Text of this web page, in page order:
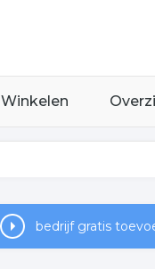
Winkelen
bedrijf gratis